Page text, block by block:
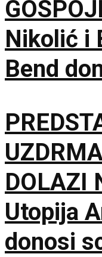
Nikolić i
Bend
DOLAZI
Utopija
donosi